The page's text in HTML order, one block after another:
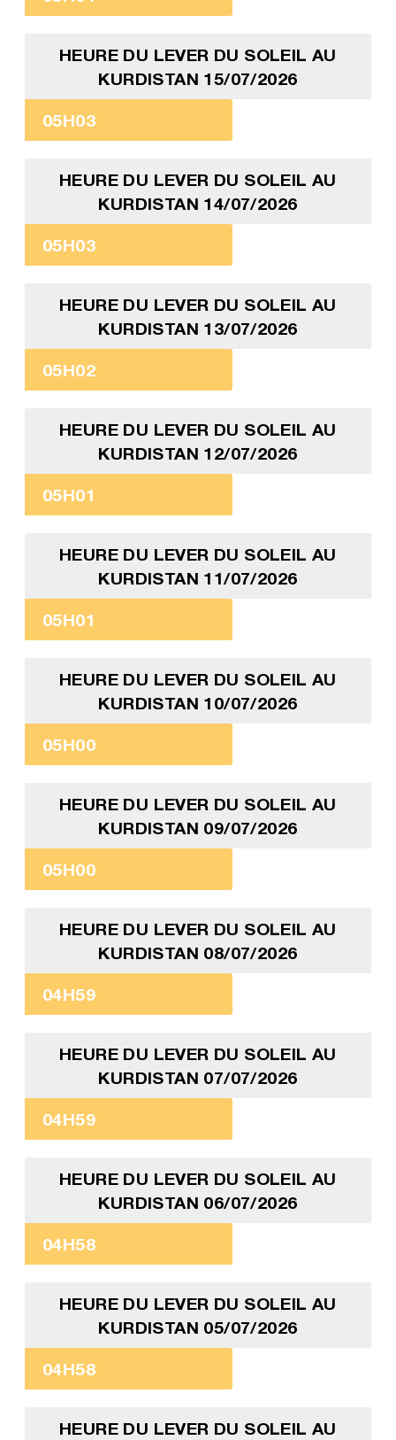
HEURE DU LEVER DU SOLEIL AU
KURDISTAN 15/07/2026
05H03
HEURE DU LEVER DU SOLEIL AU
KURDISTAN 14/07/2026
05H03
HEURE DU LEVER DU SOLEIL AU
KURDISTAN 13/07/2026
05H02
HEURE DU LEVER DU SOLEIL AU
KURDISTAN 12/07/2026
05H01
HEURE DU LEVER DU SOLEIL AU
KURDISTAN 11/07/2026
05H01
HEURE DU LEVER DU SOLEIL AU
KURDISTAN 10/07/2026
05H00
HEURE DU LEVER DU SOLEIL AU
KURDISTAN 09/07/2026
05H00
HEURE DU LEVER DU SOLEIL AU
KURDISTAN 08/07/2026
04H59
HEURE DU LEVER DU SOLEIL AU
KURDISTAN 07/07/2026
04H59
HEURE DU LEVER DU SOLEIL AU
KURDISTAN 06/07/2026
04H58
HEURE DU LEVER DU SOLEIL AU
KURDISTAN 05/07/2026
04H58
HEURE DU LEVER DU SOLEIL AU